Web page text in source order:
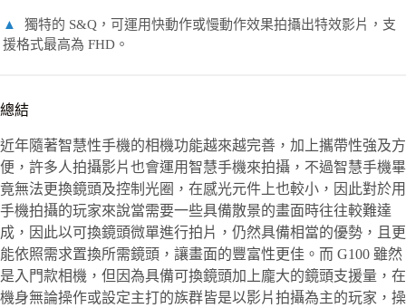
▲
獨特的 S&Q，可運用快動作或慢動作效果拍攝出特效影片，支
援格式最高為 FHD。
總結
近年隨著智慧性手機的相機功能越來越完善，加上攜帶性強及方
便，許多人拍攝影片也會運用智慧手機來拍攝，不過智慧手機畢
竟無法更換鏡頭及控制光圈，在感光元件上也較小，因此對於用
手機拍攝的玩家來說當需要一些具備散景的畫面時往往較難達
成，因此以可換鏡頭微單進行拍片，仍然具備相當的優勢，且更
能依照需求置換所需鏡頭，讓畫面的豐富性更佳。而 G100 雖然
是入門款相機，但因為具備可換鏡頭加上龐大的鏡頭支援量，在
機身無論操作或設定主打的族群皆是以影片拍攝為主的玩家，操